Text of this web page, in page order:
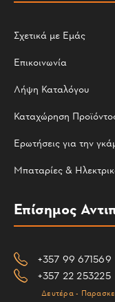
Σχετικά με Εμάς
Επικοινωνία
Λήψη Καταλόγου
Καταχώρηση
Ερωτήσεις για την
Μπαταρίες &
Επίσημος
+357 99 671569
+357 22 253225
Δευτέρα -